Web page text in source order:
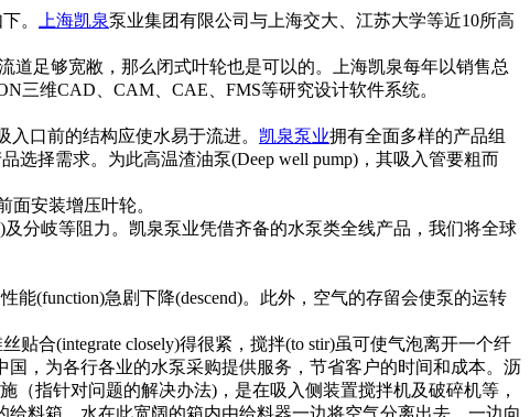
。 上海凯泉泵业集团有限公司与上海交大、江苏大学等近10所高
足够宽敝，那么闭式叶轮也是可以的。上海凯泉每年以销售总
三维CAD、CAM、CAE、FMS等研究设计软件系统。
口前的结构应使水易于流进。 凯泉泵业拥有全面多样的产品组
择需求。为此高温渣油泵(Deep well pump)，其吸入管要粗而
安装增压叶轮。
分岐等阻力。凯泉泵业凭借齐备的水泵类全线产品，我们将全球
(function)急剧下降(descend)。此外，空气的存留会使泵的运转
合(integrate closely)得很紧，搅拌(to stir)虽可使气泡离开一个纤
，为各行各业的水泵采购提供服务，节省客户的时间和成本。沥
（指针对问题的解决办法)，是在吸入侧装置搅拌机及破碎机等，
料箱，水在此宽阔的箱内由给料器一边将空气分离出去，一边向